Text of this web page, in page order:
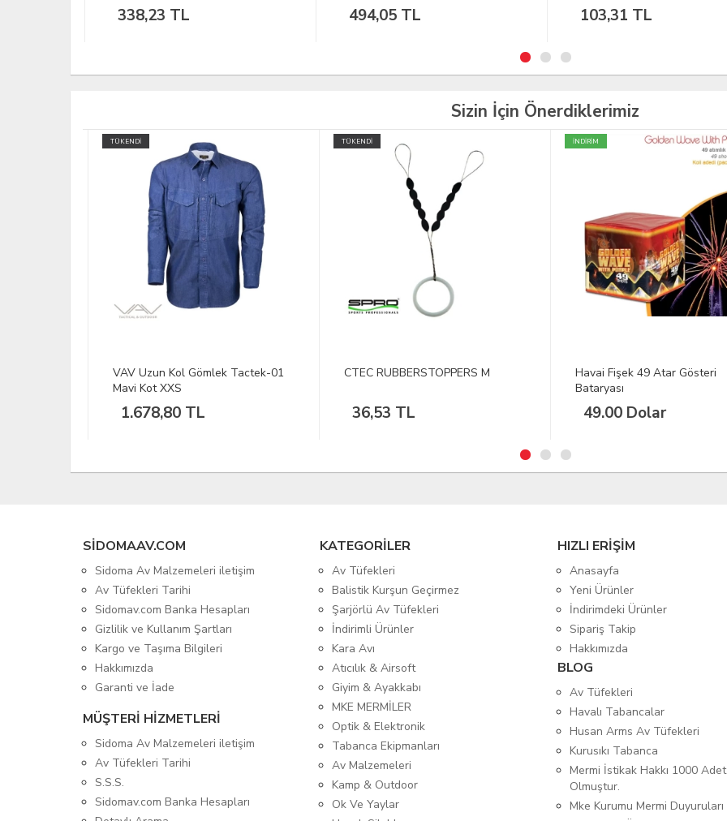
338,23 TL 494,05 TL 103,31 TL
Sizin İçin Önerdiklerimiz
TÜKENDİ
VAV Uzun Kol Gömlek Tactek-01
Mavi Kot XXS
1.678,80 TL
TÜKENDİ
CTEC RUBBERSTOPPERS M
36,53 TL
İNDİRİM
Havai Fişek 49 Atar Gösteri
Bataryası
49.00 Dolar
SIDOMAAV.COM
Sidoma Av Malzemeleri iletişim
Av Tüfekleri Tarihi
Sidomav.com Banka Hesapları
Gizlilik ve Kullanım Şartları
Kargo ve Taşıma Bilgileri
Hakkımızda
Garanti ve İade
MÜŞTERİ HİZMETLERİ
Sidoma Av Malzemeleri iletişim
Av Tüfekleri Tarihi
S.S.S.
Sidomav.com Banka Hesapları
KATEGORİLER
Av Tüfekleri
Balistik Kurşun Geçirmez
Şarjörlü Av Tüfekleri
İndirimli Ürünler
Kara Avı
Atıcılık & Airsoft
Giyim & Ayakkabı
MKE MERMİLER
Optik & Elektronik
Tabanca Ekipmanları
Av Malzemeleri
Kamp & Outdoor
Ok Ve Yaylar
HIZLI ERİŞİM
Anasayfa
Yeni Ürünler
İndirimdeki Ürünler
Sipariş Takip
Hakkımızda
BLOG
Av Tüfekleri
Havalı Tabancalar
Husan Arms Av Tüfekleri
Kurusıkı Tabanca
Mermi İstikak Hakkı 1000 Adet
Olmuştur.
Mke Kurumu Mermi